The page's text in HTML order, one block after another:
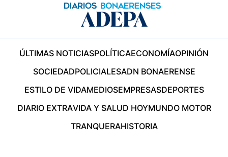
ÚLTIMAS NOTICIASPOLÍTICAECONOMÍAOPINIÓN
SOCIEDADPOLICIALESADN BONAERENSE
ESTILO DE VIDAMEDIOSEMPRESASDEPORTES
DIARIO EXTRAVIDA Y SALUD HOYMUNDO MOTOR
TRANQUERAHISTORIA